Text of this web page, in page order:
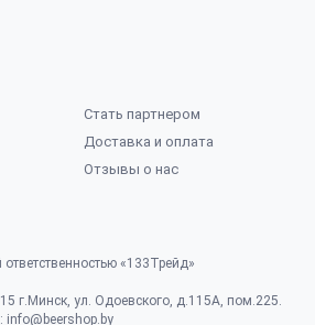
Стать партнером
Доставка и оплата
Отзывы о нас
«133Трейд»
г.Минск, ул. Одоевского, д.115А, пом.225.
info@beershop.by